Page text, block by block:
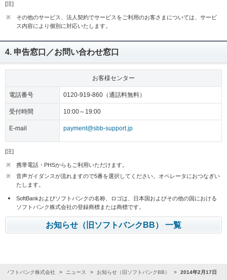
[注]
※
その他のサービス、法人契約でサービスをご利用のお客さまについては、サービ
ス内容により個別に対応いたします。
4. 申告窓口／お問い合わせ窓口
お客様センター
電話番号 0120-919-860（通話料無料）
受付時間 10:00～19:00
E-mail payment@sbb-support.jp
[注]
※
携帯電話・PHSからもご利用いただけます。
※
音声ガイダンスが流れますので5番を選択してください。オペレータにおつなぎい
たします。
SoftBankおよびソフトバンクの名称、ロゴは、日本国およびその他の国における
ソフトバンク株式会社の登録商標または商標です。
お知らせ（旧ソフトバンクBB） 一覧
ソフトバンク株式会社 ニュース お知らせ（旧ソフトバンクBB） 2014年2月17日